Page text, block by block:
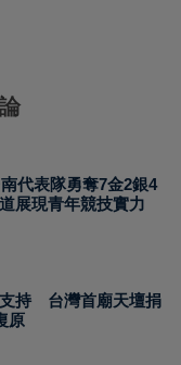
代表隊勇奪7金2銀4
展現青年競技實力
支持 台灣首廟天壇捐
原